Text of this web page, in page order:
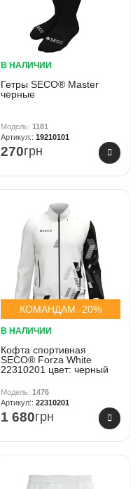
В НАЛИЧИИ
Гетры SECO® Master
черные
1181
19210101
270грн
КОМАНДАМ -20%
В НАЛИЧИИ
Кофта спортивная
SECO® Forza White
22310201 цвет: черный
1476
22310201
1 680грн